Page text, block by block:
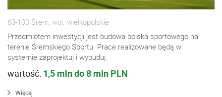
63-100 Śrem, woj. wielkopolskie
Przedmiotem inwestycji jest budowa boiska sportowego na
terenie Śremskiego Sportu. Prace realizowane będą w
systemie zaprojektuj i wybuduj.
wartość: 1,5 mln do 8 mln PLN
Więcej